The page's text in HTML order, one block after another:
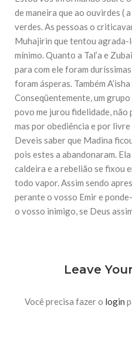
Falecimento do
(A.S.)
Em nome de Deus, o
data em que relembramos o
muçulmanos, o Imam Ali Ibn
(A.S.), conhecido por “Zein
NOTÍCIAS
Centro Islâmico no
ministro das
República Islâmica
Brasil recebeu em sua sede,
Relações Exteriores da
de maneira que ao ouvirdes (
verdes. As pessoas o
Muhajirin que tentou agrada-
mínimo. Quanto a Tal’a e
para com ele foram
foram ásperas. Também
Conseqüentemente, um
povo me jurou fidelidade, não
mas por obediência e por
Deveis saber que Madina
pois estes a abandonaram.
caldeira e a rebelião se fixou
todo vapor. Assim sendo
perante o vosso Emir e
o vosso inimigo, se Deus
Leave
Você precisa fazer o login